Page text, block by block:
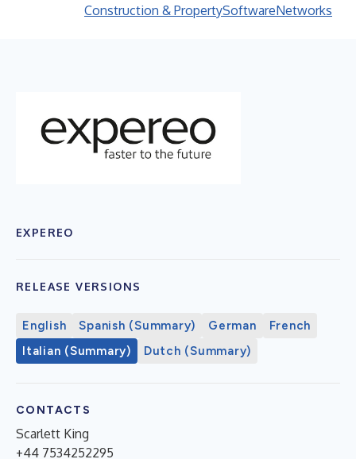
Construction & PropertySoftwareNetworks
EXPEREO
RELEASE VERSIONS
English Spanish (Summary) German
French
Italian (Summary)
Dutch (Summary)
CONTACTS
Scarlett King
+44 7534252295